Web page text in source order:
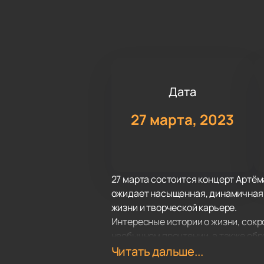
Дата
27 марта, 2023
27 марта состоится концерт
ожидает насыщенная,
жизни и творческой карьере.
Интересные истории о жизни,
необычном прочтении, а также
театра и за «кулисы» театральной
Читать дальше...